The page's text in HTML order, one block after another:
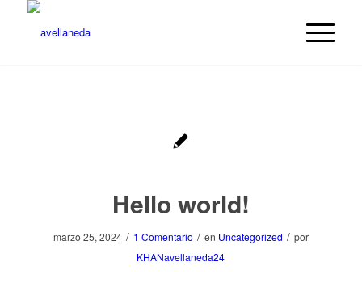
Hello world!
marzo 25, 2024 / 1 Comentario / en Uncategorized / por
KHANavellaneda24